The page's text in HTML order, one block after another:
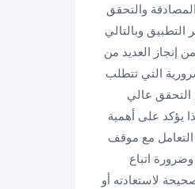
والتحقق
التطبيق وبالتالي
إنجاز العديد من
التي تتطلب
التحقق عالي
يؤكد على أهمية
التعامل مع موقف
اتباع
لاستعادته أو